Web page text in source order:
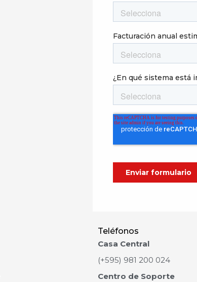
Teléfonos
Casa Central
(+595) 981 200 024
Centro de Soporte